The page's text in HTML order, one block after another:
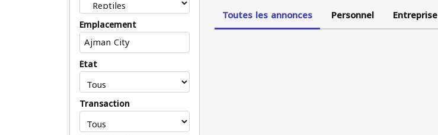
Emplacement
État
Transaction
Toutes les annonces Personnel Entreprise